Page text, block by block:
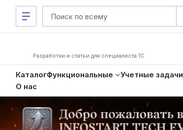
Разработки и статьи для специалиста 1С
КаталогФункциональные Учетные задачи
О нас